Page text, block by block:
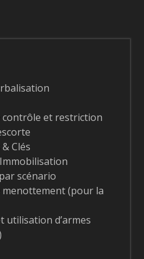
contrôle et restriction
Clés
scénario
menottement (pour la
utilisation d’armes